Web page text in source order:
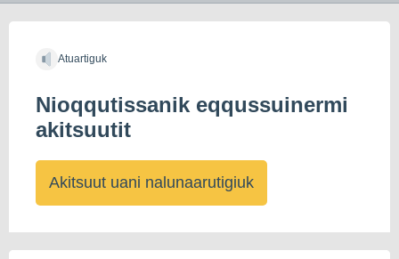
Atuartiguk
Nioqqutissanik eqqussuinermi
akitsuutit
Akitsuut uani nalunaarutigiuk